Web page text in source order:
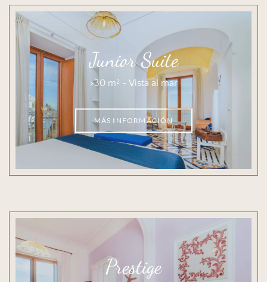
Junior Suite
>30 m² ~ Vista al mar
MÁS INFORMACIÓN
Prestige